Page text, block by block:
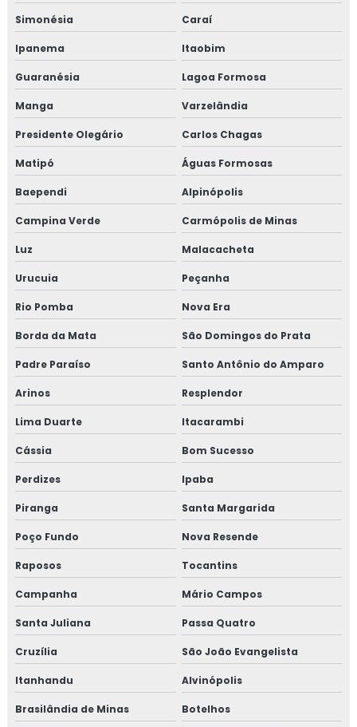
Simonésia Caraí
Ipanema Itaobim
Guaranésia Lagoa Formosa
Manga Varzelândia
Presidente Olegário Carlos Chagas
Matipó Águas Formosas
Baependi Alpinópolis
Campina Verde Carmópolis de Minas
Luz Malacacheta
Urucuia Peçanha
Rio Pomba Nova Era
Borda da Mata São Domingos do Prata
Padre Paraíso Santo Antônio do Amparo
Arinos Resplendor
Lima Duarte Itacarambi
Cássia Bom Sucesso
Perdizes Ipaba
Piranga Santa Margarida
Poço Fundo Nova Resende
Raposos Tocantins
Campanha Mário Campos
Santa Juliana Passa Quatro
Cruzília São João Evangelista
Itanhandu Alvinópolis
Brasilândia de Minas Botelhos